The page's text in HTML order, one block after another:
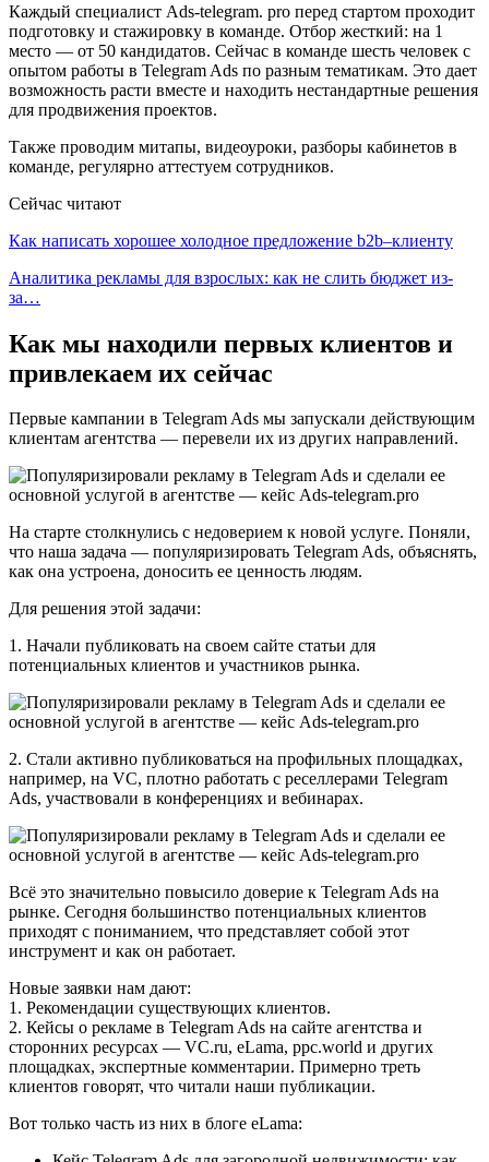
Каждый специалист Ads-telegram. pro перед стартом проходит
подготовку и стажировку в команде. Отбор жесткий: на 1
место — от 50 кандидатов. Сейчас в команде шесть человек с
опытом работы в Telegram Ads по разным тематикам. Это дает
возможность расти вместе и находить нестандартные решения
для продвижения проектов.
Также проводим митапы, видеоуроки, разборы кабинетов в
команде, регулярно аттестуем сотрудников.
Сейчас читают
Как написать хорошее холодное предложение b2b–клиенту
Аналитика рекламы для взрослых: как не слить бюджет из-
за…
Как мы находили первых клиентов и
привлекаем их сейчас
Первые кампании в Telegram Ads мы запускали действующим
клиентам агентства — перевели их из других направлений.
На старте столкнулись с недоверием к новой услуге. Поняли,
что наша задача — популяризировать Telegram Ads, объяснять,
как она устроена, доносить ее ценность людям.
Для решения этой задачи:
1. Начали публиковать на своем сайте статьи для
потенциальных клиентов и участников рынка.
2. Стали активно публиковаться на профильных площадках,
например, на VC, плотно работать с реселлерами Telegram
Ads, участвовали в конференциях и вебинарах.
Всё это значительно повысило доверие к Telegram Ads на
рынке. Сегодня большинство потенциальных клиентов
приходят с пониманием, что представляет собой этот
инструмент и как он работает.
Новые заявки нам дают:
1. Рекомендации существующих клиентов.
2. Кейсы о рекламе в Telegram Ads на сайте агентства и
сторонних ресурсах — VC.ru, eLama, ppc.world и других
площадках, экспертные комментарии. Примерно треть
клиентов говорят, что читали наши публикации.
Вот только часть из них в блоге eLama: